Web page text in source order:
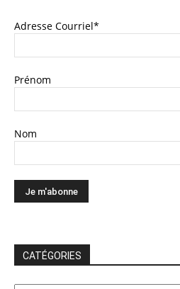
Adresse Courriel*
Prénom
Nom
CATÉGORIES
CATÉGORIES